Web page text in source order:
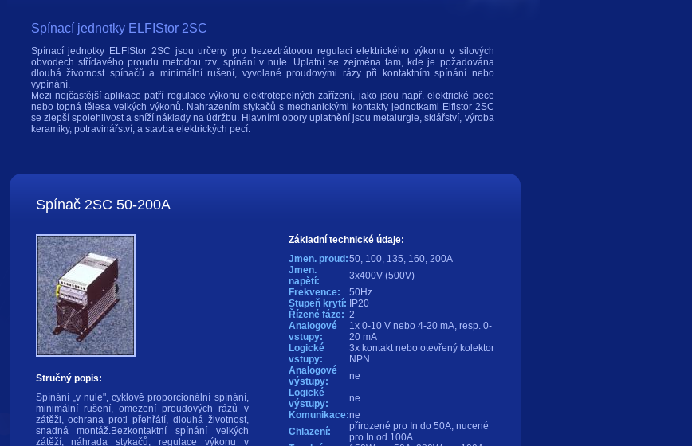
Spínací jednotky ELFIStor 2SC
Spínací jednotky ELFIStor 2SC jsou určeny pro bezeztrátovou regulaci elektrického výkonu v silových
obvodech střídavého proudu metodou tzv. spínání v nule. Uplatní se zejména tam, kde je požadována
dlouhá životnost spínačů a minimální rušení, vyvolané proudovými rázy při kontaktním spínání nebo
vypínání.
Mezi nejčastější aplikace patří regulace výkonu elektrotepelných zařízení, jako jsou např. elektrické pece
nebo topná tělesa velkých výkonů. Nahrazením stykačů s mechanickými kontakty jednotkami Elfistor 2SC
se zlepší spolehlivost a sníží náklady na údržbu. Hlavními obory uplatnění jsou metalurgie, sklářství, výroba
keramiky, potravinářství, a stavba elektrických pecí.
Spínač 2SC 50-200A
Stručný popis:
Spínání „v nule", cyklově proporcionální spínání,
minimální rušení, omezení proudových rázů v
zátěži, ochrana proti přehřátí, dlouhá životnost,
snadná montáž.Bezkontaktní spínání velkých
zátěží, náhrada stykačů, regulace výkonu v
Základní technické údaje:
Jmen. proud:50, 100, 135, 160, 200A
Jmen.
napětí:
3x400V (500V)
Frekvence:
50Hz
Stupeň krytí:
IP20
Řízené fáze: 2
Analogové
vstupy:
1x 0-10 V nebo 4-20 mA, resp. 0-
20 mA
Logické
vstupy:
3x kontakt nebo otevřený kolektor
NPN
Analogové
výstupy:
ne
Logické
výstupy:
ne
Komunikace:ne
Chlazení:
přirozené pro In do 50A, nucené
pro In od 100A